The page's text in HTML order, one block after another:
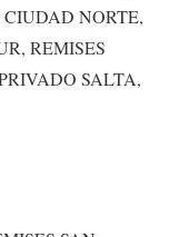
NORTE,
REMISES
SALTA,